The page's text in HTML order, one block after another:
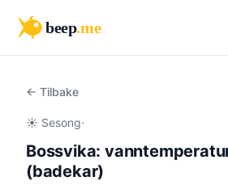
beep.me
← Tilbake
☀️ Sesong·
Bossvika:
(badekar)